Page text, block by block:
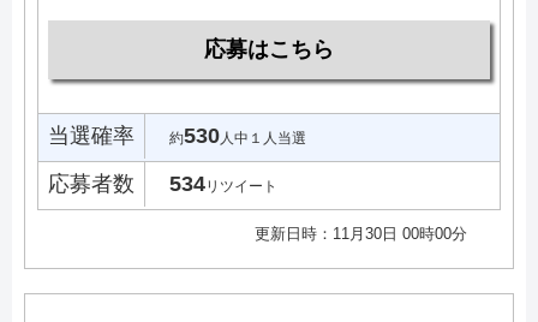
応募はこちら
当選確率 約530人中１人当選
応募者数 534リツイート
更新日時：11月30日 00時00分